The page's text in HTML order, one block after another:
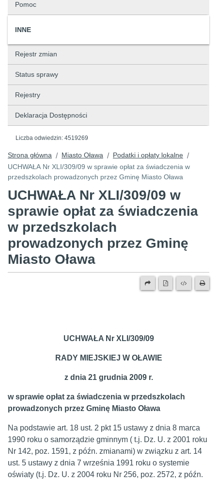
Pomoc
INNE
Rejestr zmian
Status sprawy
Rejestry
Deklaracja Dostępności
Liczba odwiedzin: 4519269
Strona główna / Miasto Oława / Podatki i opłaty lokalne /
UCHWAŁA Nr XLI/309/09 w sprawie opłat za świadczenia w
przedszkolach prowadzonych przez Gminę Miasto Oława
UCHWAŁA Nr XLI/309/09 w
sprawie opłat za świadczenia
w przedszkolach
prowadzonych przez Gminę
Miasto Oława
UCHWAŁA Nr XLI/309/09
RADY MIEJSKIEJ W OŁAWIE
z dnia 21 grudnia 2009 r.
w sprawie opłat za świadczenia w przedszkolach
prowadzonych przez Gminę Miasto Oława
Na podstawie art. 18 ust. 2 pkt 15 ustawy z dnia 8 marca
1990 roku o samorządzie gminnym ( t.j. Dz. U. z 2001 roku
Nr 142, poz. 1591, z późn. zmianami) w związku z art. 14
ust. 5 ustawy z dnia 7 września 1991 roku o systemie
oświaty (t.j. Dz. U. z 2004 roku Nr 256, poz. 2572, z późn.